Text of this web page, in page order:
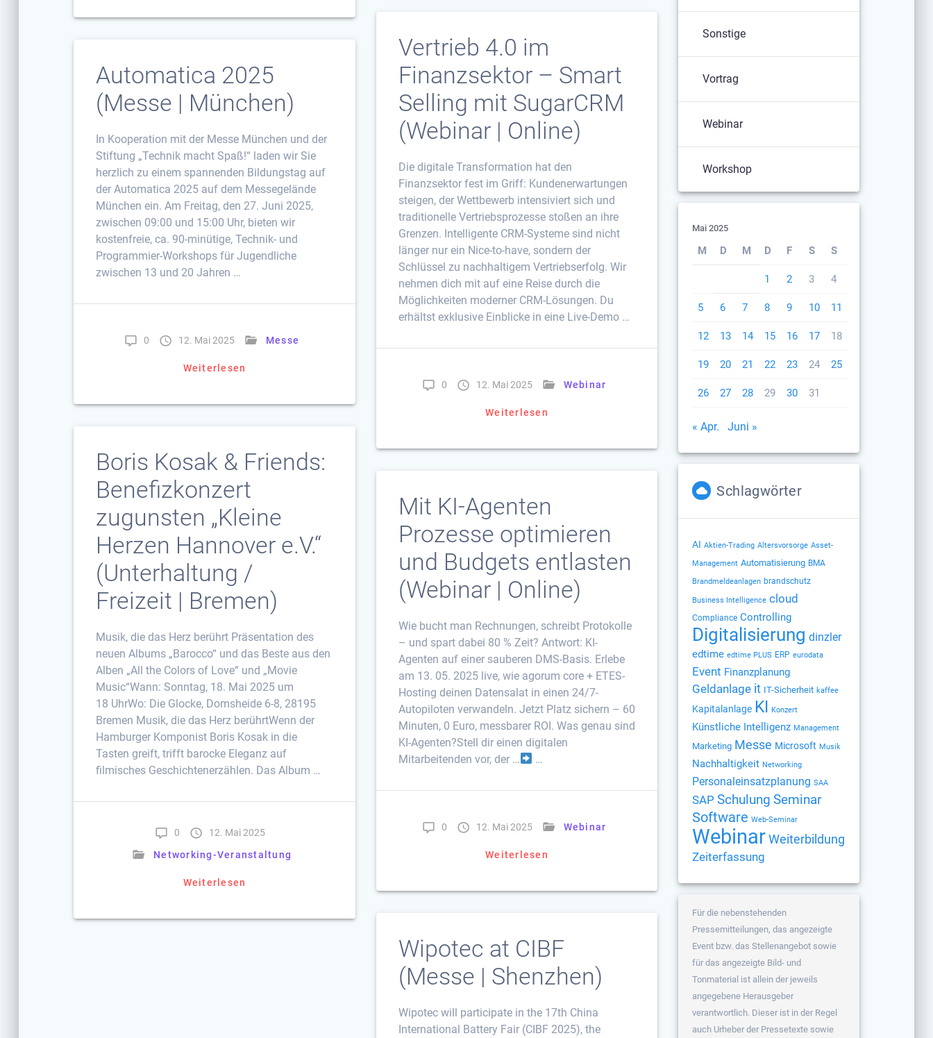
Vertrieb 4.0 im
Finanzsektor – Smart
Selling mit SugarCRM
(Webinar | Online)
Die digitale Transformation hat den
Finanzsektor fest im Griff: Kundenerwartungen
steigen, der Wettbewerb intensiviert sich und
traditionelle Vertriebsprozesse stoßen an ihre
Grenzen. Intelligente CRM-Systeme sind nicht
länger nur ein Nice-to-have, sondern der
Schlüssel zu nachhaltigem Vertriebserfolg. Wir
nehmen dich mit auf eine Reise durch die
Möglichkeiten moderner CRM-Lösungen. Du
erhältst exklusive Einblicke in eine Live-Demo …
0 12. Mai 2025 Webinar
Weiterlesen
Automatica 2025
(Messe | München)
In Kooperation mit der Messe München und der
Stiftung „Technik macht Spaß!“ laden wir Sie
herzlich zu einem spannenden Bildungstag auf
der Automatica 2025 auf dem Messegelände
München ein. Am Freitag, den 27. Juni 2025,
zwischen 09:00 und 15:00 Uhr, bieten wir
kostenfreie, ca. 90-minütige, Technik- und
Programmier-Workshops für Jugendliche
zwischen 13 und 20 Jahren …
0 12. Mai 2025 Messe
Weiterlesen
Boris Kosak & Friends:
Benefizkonzert
zugunsten „Kleine
Herzen Hannover e.V.“
(Unterhaltung /
Freizeit | Bremen)
Musik, die das Herz berührt Präsentation des
neuen Albums „Barocco“ und das Beste aus den
Alben „All the Colors of Love“ und „Movie
Music“Wann: Sonntag, 18. Mai 2025 um
18 UhrWo: Die Glocke, Domsheide 6-8, 28195
Bremen Musik, die das Herz berührtWenn der
Hamburger Komponist Boris Kosak in die
Tasten greift, trifft barocke Eleganz auf
filmisches Geschichtenerzählen. Das Album …
0
12. Mai 2025
Networking-Veranstaltung
Weiterlesen
Mit KI-Agenten
Prozesse optimieren
und Budgets entlasten
(Webinar | Online)
Wie bucht man Rechnungen, schreibt Protokolle
– und spart dabei 80 % Zeit? Antwort: KI-
Agenten auf einer sauberen DMS-Basis. Erlebe
am 13. 05. 2025 live, wie agorum core + ETES-
Hosting deinen Datensalat in einen 24/7-
Autopiloten verwandeln. Jetzt Platz sichern – 60
Minuten, 0 Euro, messbarer ROI. Was genau sind
KI-Agenten?Stell dir einen digitalen
Mitarbeitenden vor, der …
…
0 12. Mai 2025 Webinar
Weiterlesen
Wipotec at CIBF
(Messe | Shenzhen)
Wipotec will participate in the 17th China
International Battery Fair (CIBF 2025), the
Sonstige
Vortrag
Webinar
Workshop
Mai 2025
M D M D F S S
1 2 3 4
5 6 7 8 9 10 11
12 13 14 15 16 17 18
19 20 21 22 23 24 25
26 27 28 29 30 31
« Apr. Juni »
Schlagwörter
AI Aktien-Trading Altersvorsorge Asset-
Management Automatisierung BMA
Brandmeldeanlagen brandschutz
Business Intelligence cloud
Compliance Controlling
Digitalisierung dinzler
edtime edtime PLUS ERP eurodata
Event Finanzplanung
Geldanlage it IT-Sicherheit kaffee
Kapitalanlage KI Konzert
Künstliche Intelligenz Management
Marketing Messe Microsoft Musik
Nachhaltigkeit Networking
Personaleinsatzplanung SAA
SAP Schulung Seminar
Software Web-Seminar
Webinar Weiterbildung
Zeiterfassung
Für die nebenstehenden
Pressemitteilungen, das angezeigte
Event bzw. das Stellenangebot sowie
für das angezeigte Bild- und
Tonmaterial ist allein der jeweils
angegebene Herausgeber
verantwortlich. Dieser ist in der Regel
auch Urheber der Pressetexte sowie